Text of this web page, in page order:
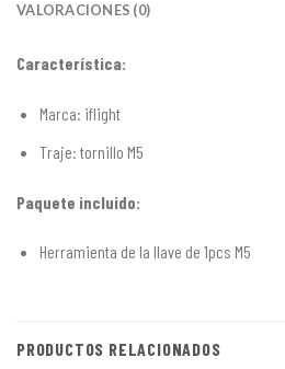
VALORACIONES (0)
Característica:
Marca: iflight
Traje: tornillo M5
Paquete incluido:
Herramienta de la llave de 1pcs M5
PRODUCTOS RELACIONADOS